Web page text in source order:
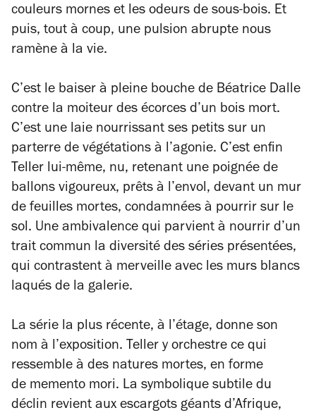
couleurs mornes et les odeurs de sous-bois. Et
puis, tout à coup, une pulsion abrupte nous
ramène à la vie.
C’est le baiser à pleine bouche de Béatrice Dalle
contre la moiteur des écorces d’un bois mort.
C’est une laie nourrissant ses petits sur un
parterre de végétations à l’agonie. C’est enfin
Teller lui-même, nu, retenant une poignée de
ballons vigoureux, prêts à l’envol, devant un mur
de feuilles mortes, condamnées à pourrir sur le
sol. Une ambivalence qui parvient à nourrir d’un
trait commun la diversité des séries présentées,
qui contrastent à merveille avec les murs blancs
laqués de la galerie.
La série la plus récente, à l’étage, donne son
nom à l’exposition. Teller y orchestre ce qui
ressemble à des natures mortes, en forme
de memento mori. La symbolique subtile du
déclin revient aux escargots géants d’Afrique,